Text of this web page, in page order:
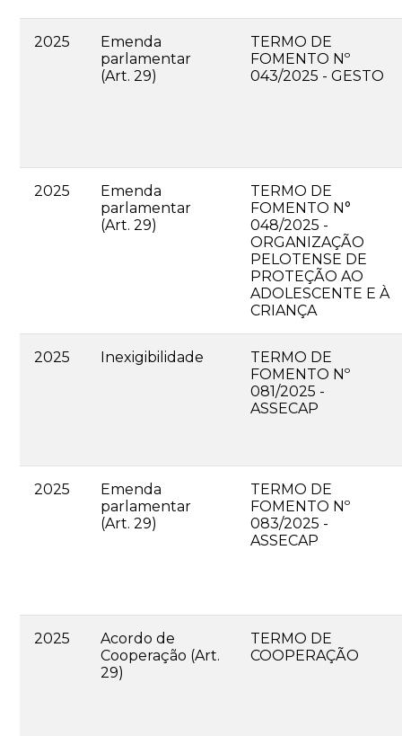
2025
Emenda
parlamentar
(Art. 29)
TERMO DE
FOMENTO Nº
043/2025 - GESTO
2025
Emenda
parlamentar
(Art. 29)
TERMO DE
FOMENTO N°
048/2025 -
ORGANIZAÇÃO
PELOTENSE DE
PROTEÇÃO AO
ADOLESCENTE E À
CRIANÇA
2025 Inexigibilidade
TERMO DE
FOMENTO Nº
081/2025 -
ASSECAP
2025
Emenda
parlamentar
(Art. 29)
TERMO DE
FOMENTO Nº
083/2025 -
ASSECAP
2025
Acordo de
Cooperação (Art.
29)
TERMO DE
COOPERAÇÃO